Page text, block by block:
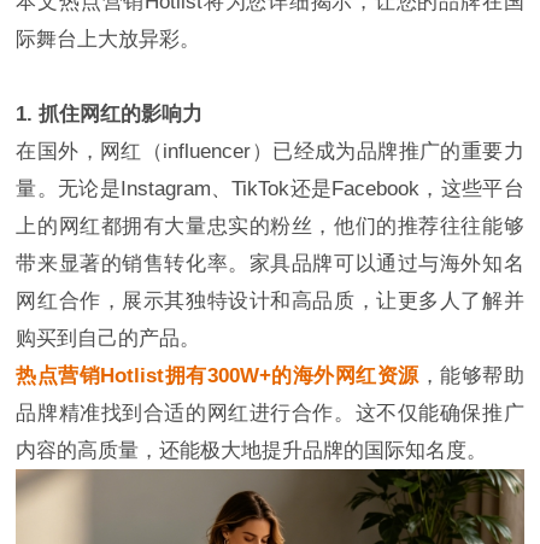
际舞台上大放异彩。
1. 抓住网红的影响力
在国外，网红（influencer）已经成为品牌推广的重要力
量。无论是Instagram、TikTok还是Facebook，这些平台
上的网红都拥有大量忠实的粉丝，他们的推荐往往能够
带来显著的销售转化率。家具品牌可以通过与海外知名
网红合作，展示其独特设计和高品质，让更多人了解并
购买到自己的产品。
热点营销Hotlist拥有300W+的海外网红资源，能够帮助
品牌精准找到合适的网红进行合作。这不仅能确保推广
内容的高质量，还能极大地提升品牌的国际知名度。